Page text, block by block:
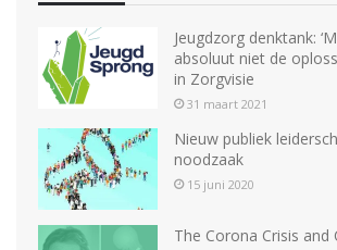
Jeugdzorg denktank:
absoluut niet de
in Zorgvisie
31 maart 2021
Nieuw publiek
noodzaak
15 juni 2020
The Corona Crisis and